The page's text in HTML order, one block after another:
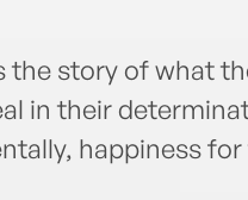
the story of what
in their
happiness